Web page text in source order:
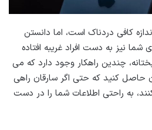
کافی دردناک است، اما دانستن
نیز به دست افراد غریبه افتاده
چندین راهکار وجود دارد که می
حاصل کنید که حتی اگر سارقان راهی
به راحتی اطلاعات شما را در دست